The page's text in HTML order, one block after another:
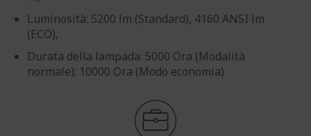
Luminosità: 5200 lm (Standard), 4160 ANSI lm
(ECO),
Durata della lampada: 5000 Ora (Modalità
normale); 10000 Ora (Modo economia)